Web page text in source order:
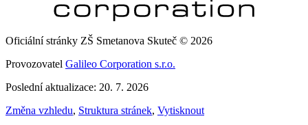
Oficiální stránky ZŠ Smetanova Skuteč © 2026
Provozovatel Galileo Corporation s.r.o.
Poslední aktualizace: 20. 7. 2026
Změna vzhledu, Struktura stránek, Vytisknout